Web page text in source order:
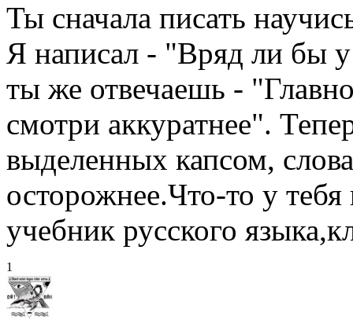
Ты сначала писать
Я написал - "Вряд ли бы
ты же отвечаешь -
смотри аккуратнее".
выделенных капсом,
осторожнее.Что-то у
учебник русского
1